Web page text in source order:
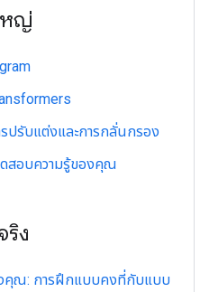
หญ่
รปรับแต่งและการกลั่นกรอง
สอบความรู้ของคุณ
ริง
งคุณ: การฝึกแบบคงที่กับแบบ